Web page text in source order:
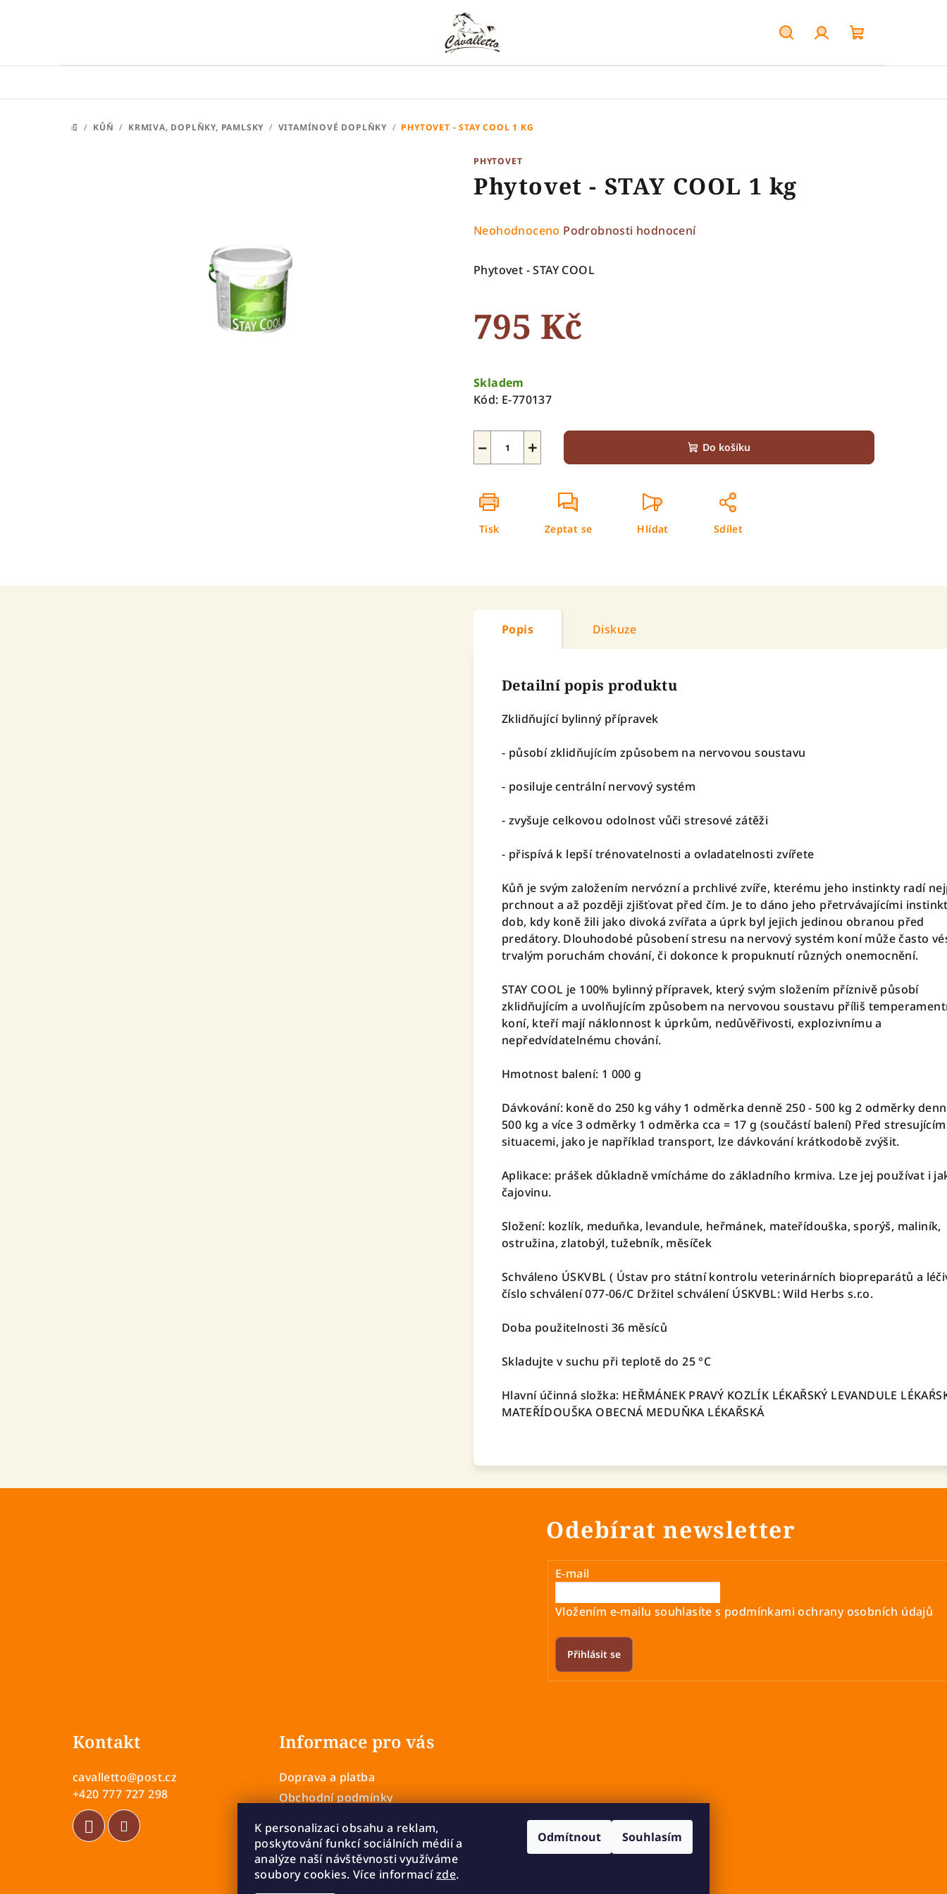
K personalizaci obsahu a reklam,
poskytování funkcí sociálních médií a
analýze naší návštěvnosti využíváme
soubory cookies. Více informacízde.
Odmítnout Souhlasím
košík
DOMŮ
/ KŮŇ / KRMIVA, DOPLŇKY, PAMLSKY / VITAMÍNOVÉ DOPLŇKY / PHYTOVET - STAY COOL 1 KG
PHYTOVET
Phytovet - STAY COOL 1 kg
Průměrné
produktu
z
5
Neohodnoceno Podrobnosti hodnocení
Phytovet - STAY COOL
795 Kč
cena:
Skladem
Kód: E-770137
+
− Do košíku
Tisk Zeptat se Hlídat Sdílet
Popis Diskuze
Detailní popis produktu
Zklidňující bylinný přípravek
- působí zklidňujícím způsobem na nervovou soustavu
- posiluje centrální nervový systém
- zvyšuje celkovou odolnost vůči stresové zátěži
- přispívá k lepší trénovatelnosti a ovladatelnosti zvířete
Kůň je svým založením nervózní a prchlivé zvíře, kterému jeho instinkty radí
prchnout a až později zjišťovat před čím. Je to dáno jeho přetrvávajícími
dob, kdy koně žili jako divoká zvířata a úprk byl jejich jedinou obranou před
predátory. Dlouhodobé působení stresu na nervový systém koní může často
trvalým poruchám chování, či dokonce k propuknutí různých onemocnění.
STAY COOL je 100% bylinný přípravek, který svým složením příznivě působí
zklidňujícím a uvolňujícím způsobem na nervovou soustavu příliš
koní, kteří mají náklonnost k úprkům, nedůvěřivosti, explozivnímu a
nepředvídatelnému chování.
Hmotnost balení: 1 000 g
Dávkování: koně do 250 kg váhy 1 odměrka denně 250 - 500 kg 2 odměrky
500 kg a více 3 odměrky 1 odměrka cca = 17 g (součástí balení) Před
situacemi, jako je například transport, lze dávkování krátkodobě zvýšit.
Aplikace: prášek důkladně vmícháme do základního krmiva. Lze jej používat i
čajovinu.
Složení: kozlík, meduňka, levandule, heřmánek, mateřídouška, sporýš, maliník,
ostružina, zlatobýl, tužebník, měsíček
Schváleno ÚSKVBL ( Ústav pro státní kontrolu veterinárních biopreparátů a
číslo schválení 077-06/C Držitel schválení ÚSKVBL: Wild Herbs s.r.o.
Doba použitelnosti 36 měsíců
Skladujte v suchu při teplotě do 25 °C
Hlavní účinná složka: HEŘMÁNEK PRAVÝ KOZLÍK LÉKAŘSKÝ LEVANDULE
MATEŘÍDOUŠKA OBECNÁ MEDUŇKA LÉKAŘSKÁ
Odebírat newsletter
E-mail
Vložením e-mailu souhlasíte s podmínkami ochrany osobních údajů
Přihlásit se
Kontakt
cavalletto@post.cz
+420 777 727 298
Informace pro vás
Doprava a platba
Obchodní podmínky
Vrácení a výměna zboží
Reklamace